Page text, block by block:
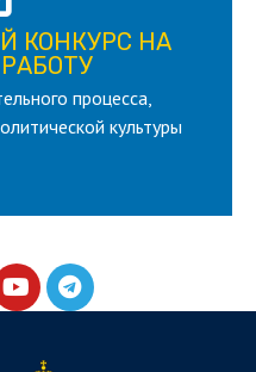
КОНКУРС НА
процесса,
культуры
КОНКУРС НА
моложе 35 лет